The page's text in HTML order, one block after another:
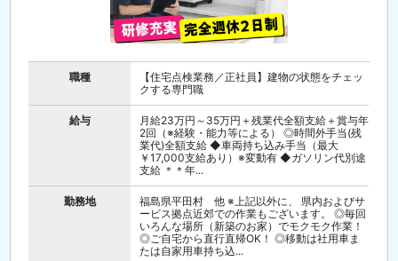
職種
【住宅点検業務／正社員】建物の状態をチェッ
クする専門職
給与
月給23万円～35万円＋残業代全額支給＋賞与年
2回（※経験・能力等による） ◎時間外手当(残
業代)全額支給 ◆車両持ち込み手当（最大
￥17,000支給あり）※変動有 ◆ガソリン代別途
支給 ＊＊年...
勤務地
福島県平田村 他 ※上記以外に、 県内およびサ
ービス拠点近郊での作業もございます。 ◎毎回
いろんな場所（新築のお家）でモクモク作業！
◎ご自宅から直行直帰OK！ ◎移動は社用車ま
たは自家用車持ち込...